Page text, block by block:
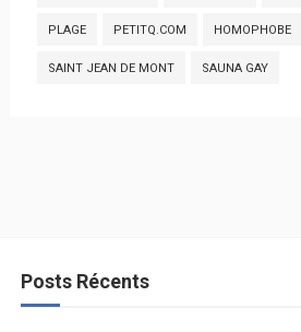
PLAGE PETITQ.COM HOMOPHOBE
SAINT JEAN DE MONT SAUNA GAY
Posts Récents